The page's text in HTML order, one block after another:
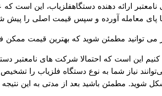
ارائه دهنده دستگاهفلزیاب، این است
پای معامله آورده و سپس قیمت اصلی را پیش
می توانید مطمئن شوید که بهترین قیمت ممکن
کنیم این است که احتمالا شرکت های نامعتبر
نیاز شما به نوع دستگاه فلزیاب را
شوید. مطمئن باشید بعد از مدتی به این